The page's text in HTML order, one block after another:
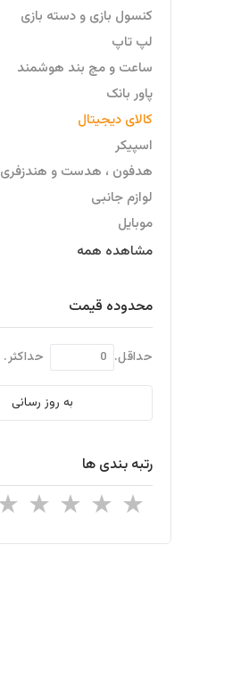
کنسول بازی و دسته بازی
لپ تاپ
ساعت و مچ بند هوشمند
پاور بانک
کالای دیجیتال
اسپیکر
هدفون ، هدست و هندزفری
لوازم جانبی
موبایل
صدا و میکروفون
اینترنت اشیا
هارد ، فلش
لوازم کامپیوتر
مشاهده همه
محدوده قیمت
حداقل. حداکثر.
به روز رسانی
رتبه بندی ها